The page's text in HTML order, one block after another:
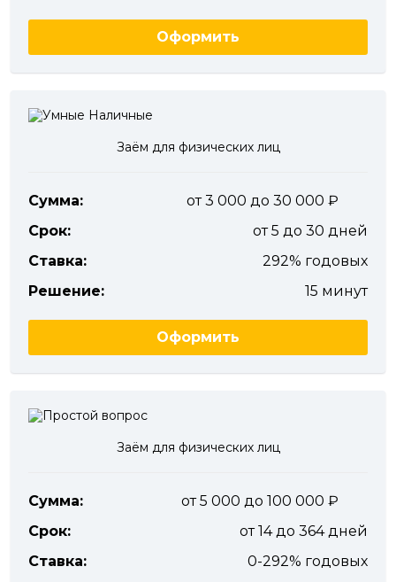
Оформить
Заём для физических лиц
Сумма:
от 3 000 до 30 000
Срок:
от 5 до 30 дней
Ставка:
292% годовых
Решение:
15 минут
Оформить
Заём для физических лиц
Сумма:
от 5 000 до 100 000
Срок:
от 14 до 364 дней
Ставка:
0-292% годовых